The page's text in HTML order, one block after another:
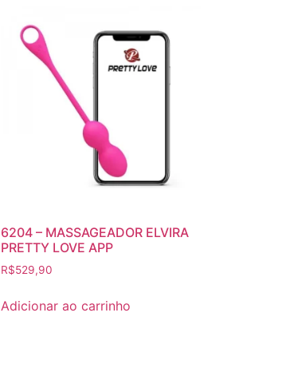
6204 – MASSAGEADOR ELVIRA
PRETTY LOVE APP
R$529,90
Adicionar ao carrinho